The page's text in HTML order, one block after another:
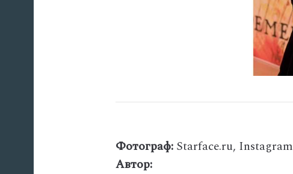
Фотограф: Starface.ru, Instagram
Автор: